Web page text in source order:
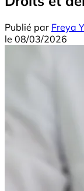
Publié par Freya
le 08/03/2026